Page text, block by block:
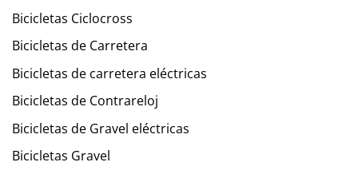
Bicicletas Ciclocross
Bicicletas de Carretera
Bicicletas de carretera eléctricas
Bicicletas de Contrareloj
Bicicletas de Gravel eléctricas
Bicicletas Gravel